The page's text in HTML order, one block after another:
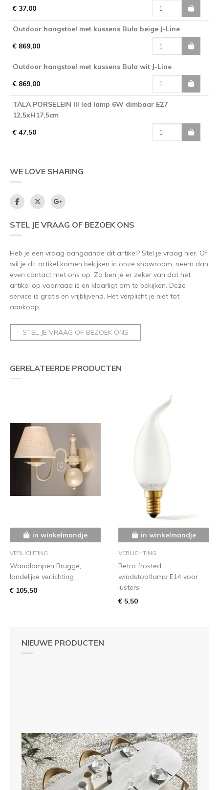
NIEUWE PRODUCTEN
€ 37,00
Outdoor hangstoel met kussens Bula beige J-Line
€ 869,00
Outdoor hangstoel met kussens Bula wit J-Line
€ 869,00
TALA PORSELEIN III led lamp 6W dimbaar E27
12,5xH17,5cm
€ 47,50
WE LOVE SHARING
STEL JE VRAAG OF BEZOEK ONS
Heb je een vraag aangaande dit artikel? Stel je vraag hier. Of
wil je dit artikel komen bekijken in onze showroom, neem dan
even contact met ons op. Zo ben je er zeker van dat het
artikel op voorraad is en klaarligt om te bekijken. Deze
service is gratis en vrijblijvend. Het verplicht je niet tot
aankoop.
STEL JE VRAAG OF BEZOEK ONS
GERELATEERDE PRODUCTEN
in winkelmandje
VERLICHTING
Wandlampen Brugge,
landelijke verlichting
€ 105,50
in winkelmandje
VERLICHTING
Retro frosted
windstootlamp E14 voor
lusters
€ 5,50